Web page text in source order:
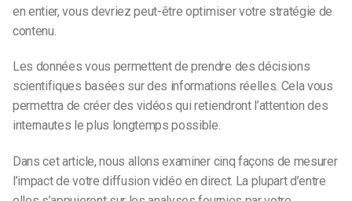
en entier, vous devriez peut-être optimiser votre stratégie de
contenu.
Les données vous permettent de prendre des décisions
scientifiques basées sur des informations réelles. Cela vous
permettra de créer des vidéos qui retiendront l’attention des
internautes le plus longtemps possible.
Dans cet article, nous allons examiner cinq façons de mesurer
l’impact de votre diffusion vidéo en direct. La plupart d’entre